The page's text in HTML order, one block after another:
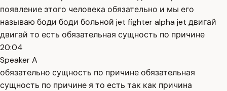
появление этого человека обязательно и мы его
называю боди боди больной jet fighter alpha jet двигай
двигай то есть обязательная сущность по причине
20:04
Speaker A
обязательно сущность по причине обязательная
сущность по причине я то есть так как причина